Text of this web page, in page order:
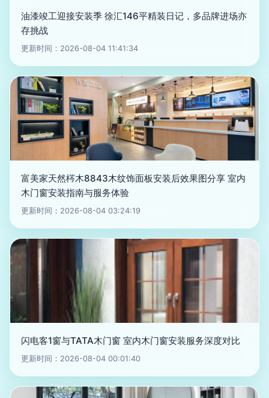
油漆竣工迎接安装季 徐汇146平精装日记，多品牌进场亦
存挑战
更新时间：2026-08-04 11:41:34
富美家天然梣木8843木纹饰面板安装后效果图分享 室内
木门窗安装指南与服务体验
更新时间：2026-08-04 03:24:19
闪电客1窗与TATA木门窗 室内木门窗安装服务深度对比
更新时间：2026-08-04 00:01:40